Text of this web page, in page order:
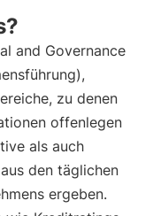
and Governance
zu denen
offenlegen
als auch
den täglichen
ergeben.